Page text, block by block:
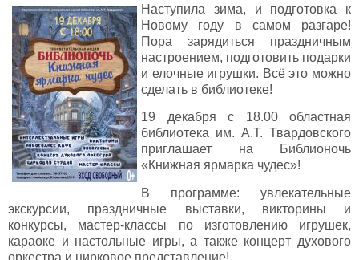
Наступила зима, и подготовка к
Новому году в самом разгаре!
Пора зарядиться праздничным
настроением, подготовить подарки
и елочные игрушки. Всё это можно
сделать в библиотеке!
19 декабря с 18.00 областная
библиотека им. А.Т. Твардовского
приглашает на Библионочь
«Книжная ярмарка чудес»!
В программе: увлекательные
экскурсии, праздничные выставки, викторины и
конкурсы, мастер-классы по изготовлению игрушек,
караоке и настольные игры, а также концерт духового
оркестра и цирковое представление!